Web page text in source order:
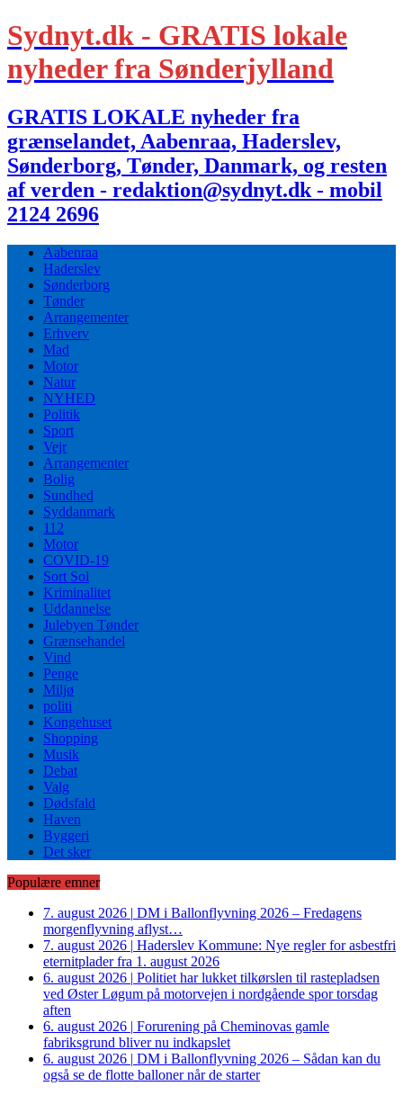
Sydnyt.dk - GRATIS lokale
nyheder fra Sønderjylland
GRATIS LOKALE nyheder fra
grænselandet, Aabenraa, Haderslev,
Sønderborg, Tønder, Danmark, og resten
af verden - redaktion@sydnyt.dk - mobil
2124 2696
Aabenraa
Haderslev
Sønderborg
Tønder
Arrangementer
Erhverv
Mad
Motor
Natur
NYHED
Politik
Sport
Vejr
Arrangementer
Bolig
Sundhed
Syddanmark
112
Motor
COVID-19
Sort Sol
Kriminalitet
Uddannelse
Julebyen Tønder
Grænsehandel
Vind
Penge
Miljø
politi
Kongehuset
Shopping
Musik
Debat
Valg
Dødsfald
Haven
Byggeri
Det sker
Populære emner
7. august 2026 | DM i Ballonflyvning 2026 – Fredagens
morgenflyvning aflyst…
7. august 2026 | Haderslev Kommune: Nye regler for asbestfri
eternitplader fra 1. august 2026
6. august 2026 | Politiet har lukket tilkørslen til rastepladsen
ved Øster Løgum på motorvejen i nordgående spor torsdag
aften
6. august 2026 | Forurening på Cheminovas gamle
fabriksgrund bliver nu indkapslet
6. august 2026 | DM i Ballonflyvning 2026 – Sådan kan du
også se de flotte balloner når de starter